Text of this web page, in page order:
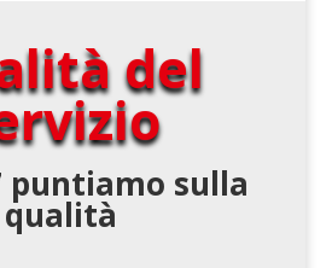
del
puntiamo sulla
qualità